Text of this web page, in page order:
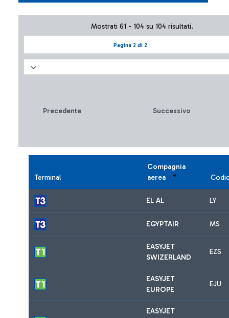
Pagina 2 di 2
Mostrati 61 - 104 su 104 risultati.
Precedente Successivo
Terminal
Compagnia
aerea
EL AL LY
EGYPTAIR MS
EASYJET
SWIZERLAND
EZS
EASYJET
EUROPE
EJU
EASYJET